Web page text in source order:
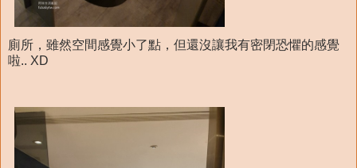
廁所，雖然空間感覺小了點，但還沒讓我有密閉恐懼的感覺
啦.. XD